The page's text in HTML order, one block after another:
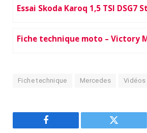
Essai Skoda Karoq 1,5 TSI DSG7
Fiche technique moto – Victory
Fiche technique Mercedes Vidéos
Facebook Twitter